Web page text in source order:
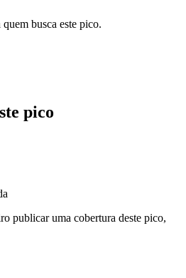
quem busca este pico.
pico
publicar uma cobertura deste pico,